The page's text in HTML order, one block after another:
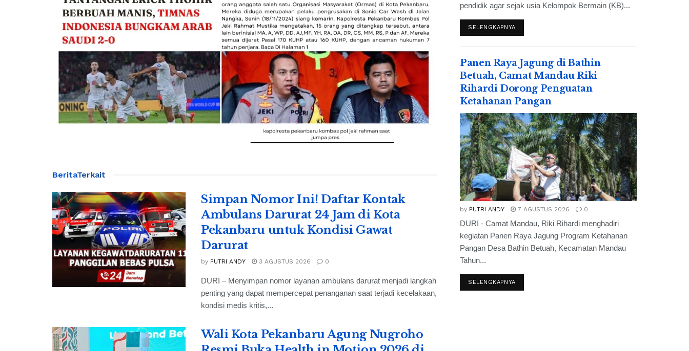
BeritaTerkait
Simpan Nomor Ini! Daftar Kontak
Ambulans Darurat 24 Jam di Kota
Pekanbaru untuk Kondisi Gawat
Darurat
by PUTRI ANDY 3 AGUSTUS 2026 0
DURI – Menyimpan nomor layanan ambulans darurat menjadi langkah
penting yang dapat mempercepat penanganan saat terjadi kecelakaan,
kondisi medis kritis,...
Wali Kota Pekanbaru Agung Nugroho
pendidik agar sejak usia Kelompok Bermain (KB)...
SELENGKAPNYA
Panen Raya Jagung di Bathin
Betuah, Camat Mandau Riki
Rihardi Dorong Penguatan
Ketahanan Pangan
by PUTRI ANDY 7 AGUSTUS 2026 0
DURI - Camat Mandau, Riki Rihardi menghadiri
kegiatan Panen Raya Jagung Program Ketahanan
Pangan Desa Bathin Betuah, Kecamatan Mandau
Tahun...
SELENGKAPNYA